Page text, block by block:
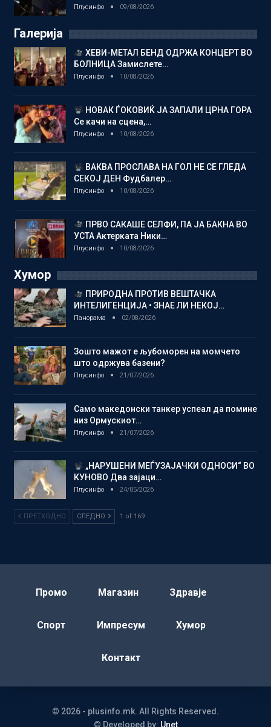
Плусинфо 09/08/2026
Галерија
ХЕВИ-МЕТАЛ БЕНД ОДРЖА КОНЦЕРТ ВО
БОЛНИЦА Замислете…
Плусинфо 10/08/2026
НОВАК ЃОКОВИЌ ЈА ЗАПАЛИ ЦРНА ГОРА
Се качи на сцена,…
Плусинфо 10/08/2026
ВАКВА ПРОСЛАВА НА ГОЛ НЕ СЕ ГЛЕДА
СЕКОЈ ДЕН Фудбалер…
Плусинфо 10/08/2026
ПРВО САКАШЕ СЕЛФИ, ПА ЈА БАКНА ВО
УСТА Актерката Ники…
Плусинфо 10/08/2026
Хумор
ПРИРОДНА ПРОТИВ ВЕШТАЧКА
ИНТЕЛИГЕНЦИЈА • ЗНАЕ ЛИ НЕКОЈ…
Панорама 02/08/2026
Зошто мажот е љубоморен на момчето
што одржува базени?
Плусинфо 21/07/2026
Само македонски танкер успеал да помине
низ Ормускиот…
Плусинфо 21/07/2026
„НАРУШЕНИ МЕЃУЗАЈАЧКИ ОДНОСИ“ ВО
КУНОВО Два зајаци…
Плусинфо 24/05/2026
ПРЕТХОДНО СЛЕДНО 1 of 169
Промо Магазин Здравје
Спорт Импресум Хумор
Контакт
© 2026 - plusinfo.mk. All Rights Reserved.
© Developed by: Unet